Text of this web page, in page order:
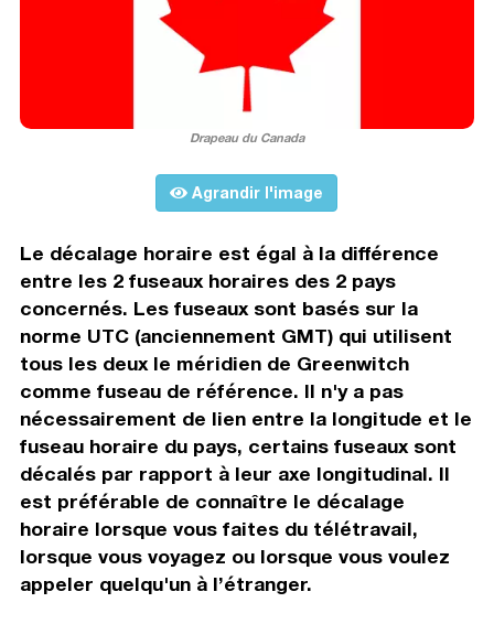
Drapeau du Canada
Agrandir l'image
Le décalage horaire est égal à la différence
entre les 2 fuseaux horaires des 2 pays
concernés. Les fuseaux sont basés sur la
norme UTC (anciennement GMT) qui utilisent
tous les deux le méridien de Greenwitch
comme fuseau de référence. Il n'y a pas
nécessairement de lien entre la longitude et le
fuseau horaire du pays, certains fuseaux sont
décalés par rapport à leur axe longitudinal. Il
est préférable de connaître le décalage
horaire lorsque vous faites du télétravail,
lorsque vous voyagez ou lorsque vous voulez
appeler quelqu'un à l’étranger.